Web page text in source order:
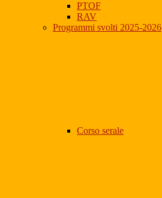
PTOF
RAV
Programmi svolti 2025-2026
Corso serale